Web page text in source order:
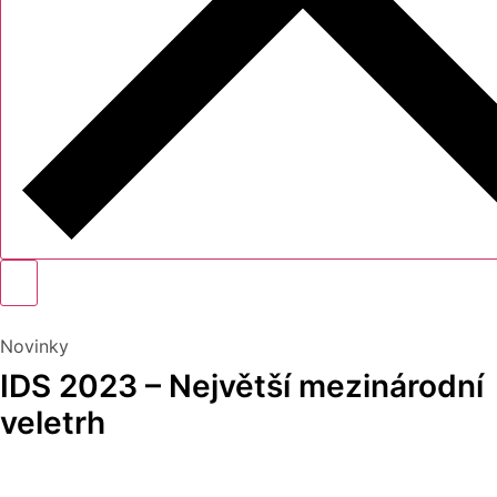
Novinky
IDS 2023 – Největší mezinárodní
veletrh